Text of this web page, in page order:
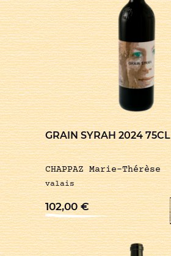
GRAIN SYRAH 2024 75CL
CHAPPAZ Marie-Thérèse
valais
102,00€